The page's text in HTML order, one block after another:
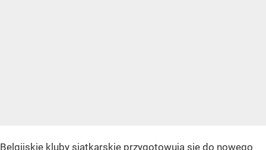
Belgijskie kluby siatkarskie przygotowują się do nowego